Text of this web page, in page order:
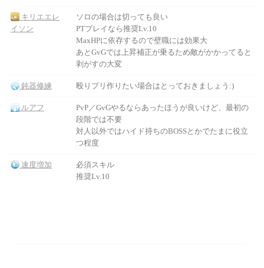
キリエエレ
イソン
ソロの場合は切っても良い
PTプレイなら推奨Lv.10
MaxHPに依存するので壁職には効果大
あとGvGでは上昇補正が乗るため敵がかかってると
剥がすの大変
鈍器修練 殴りプリ作りたい場合はとっておきましょう:)
ルアフ
PvP／GvGやるならあったほうが良いけど、最初の
段階では不要
対人以外ではハイド持ちのBOSSとかでたまに役立
つ程度
速度増加
必須スキル
推奨Lv.10